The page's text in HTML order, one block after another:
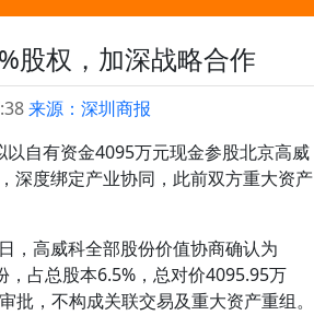
股权，加深战略合作
来源：深圳商报
自有资金4095万元现金参股北京高威
深度绑定产业协同，此前双方重大资产
，高威科全部股份价值协商确认为
占总股本6.5%，总对价4095.95万
，不构成关联交易及重大资产重组。